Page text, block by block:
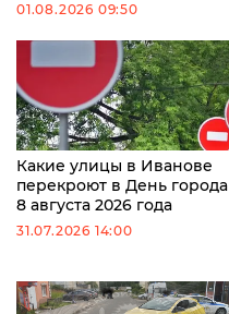
01.08.2026 09:50
Какие улицы в Иванове
перекроют в День города
8 августа 2026 года
31.07.2026 14:00